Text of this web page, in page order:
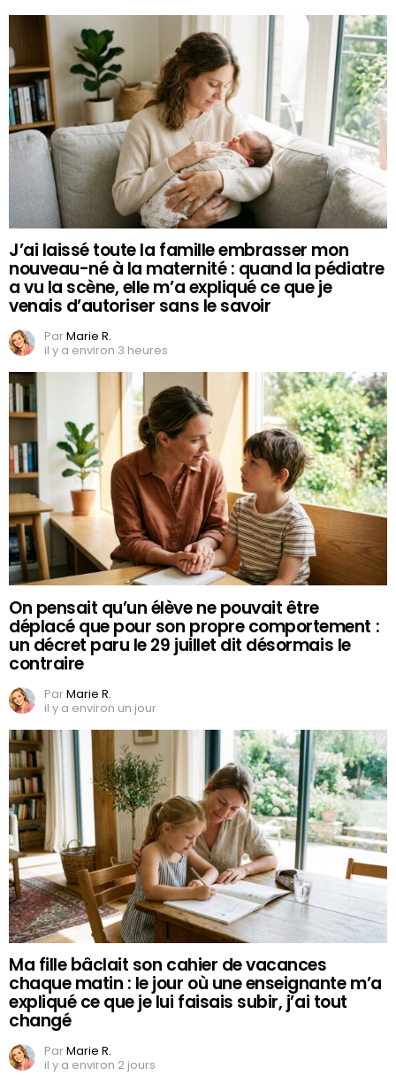
J’ai laissé toute la famille embrasser mon
nouveau-né à la maternité : quand la pédiatre
a vu la scène, elle m’a expliqué ce que je
venais d’autoriser sans le savoir
ParMarie R.
il y a environ 3 heures
On pensait qu’un élève ne pouvait être
déplacé que pour son propre comportement :
un décret paru le 29 juillet dit désormais le
contraire
ParMarie R.
il y a environ un jour
Ma fille bâclait son cahier de vacances
chaque matin : le jour où une enseignante m’a
expliqué ce que je lui faisais subir, j’ai tout
changé
ParMarie R.
il y a environ 2 jours